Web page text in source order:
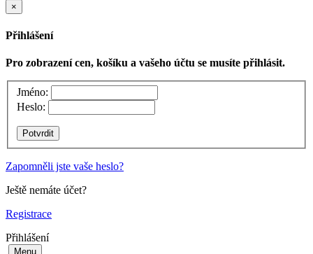
×
Přihlášení
Pro zobrazení cen, košíku a vašeho účtu se musíte přihlásit.
Jméno:
Heslo:
Zapomněli jste vaše heslo?
Ještě nemáte účet?
Registrace
Přihlášení
Menu